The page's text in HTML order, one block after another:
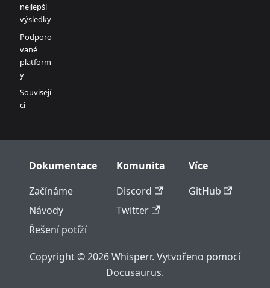
nejlepší
výsledky
Podporo
vané
platform
y
Souvisejí
cí
Dokumentace
Začínáme
Návody
Řešení potíží
Komunita
Discord
Twitter
Více
GitHub
Copyright © 2026 Whisperr. Vytvořeno pomocí
Docusaurus.